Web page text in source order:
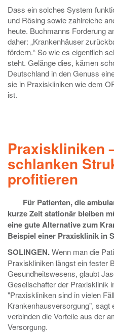
Dass ein solches System
und Rösing sowie zahlreiche
heute. Buchmanns Forderung
daher: „Krankenhäuser
fördern.“ So wie es eigentlich
steht. Gelänge dies, kämen
Deutschland in den Genuss
sie in Praxiskliniken wie dem
ist.
Praxiskliniken
schlanken
profitieren
Für Patienten, die
kurze Zeit stationär bleiben
eine gute Alternative zum
Beispiel einer Praxisklinik in
SOLINGEN.Wenn man die
Praxiskliniken längst ein fester
Gesundheitswesens, glaubt
Gesellschafter der Praxisklinik
"Praxiskliniken sind in vielen
Krankenhausversorgung", sagt
verbinden die Vorteile aus der
Versorgung.